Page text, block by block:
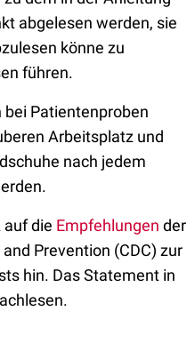
abgelesen werden, sie
könne zu
führen.
Patientenproben
Arbeitsplatz und
nach jedem
auf die Empfehlungen der
Prevention (CDC) zur
hin. Das Statement in